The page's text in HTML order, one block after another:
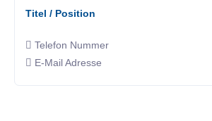
Titel / Position
Telefon Nummer
E-Mail Adresse